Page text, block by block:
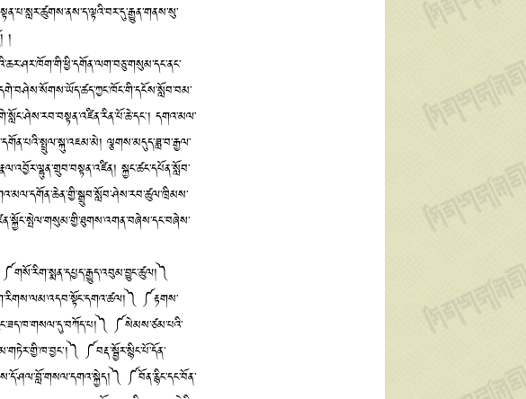
།
དགའ་མལ་
ལྕགས་མདུད་ཟླ་བ་རྒྱལ་
སྐྱང་ཚང་དཔོན་སློབ་
༼གསོ་རིག་སྨན་དཔྱད་རྒྱུད་འབུམ་བྱུང་ཚུལ།༽
༼རྟགས་
༼སེམས་ཙམ་པའི་
༼བརྡ་སྦྱོར་སྙིང་པོ་དོན་
༼བོན་རྙིང་དང་བོན་